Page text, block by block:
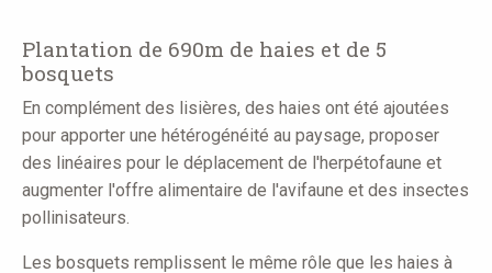
Plantation de 690m de haies et de 5
bosquets
En complément des lisières, des haies ont été ajoutées
pour apporter une hétérogénéité au paysage, proposer
des linéaires pour le déplacement de l'herpétofaune et
augmenter l'offre alimentaire de l'avifaune et des insectes
pollinisateurs.
Les bosquets remplissent le même rôle que les haies à